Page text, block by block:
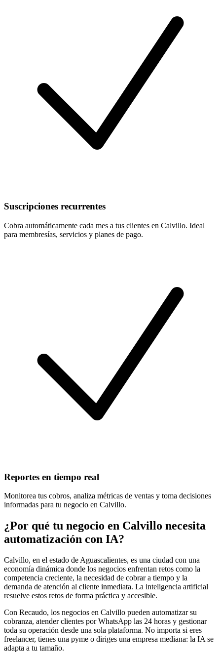
Suscripciones recurrentes
Cobra automáticamente cada mes a tus clientes en Calvillo. Ideal
para membresías, servicios y planes de pago.
Reportes en tiempo real
Monitorea tus cobros, analiza métricas de ventas y toma decisiones
informadas para tu negocio en Calvillo.
¿Por qué tu negocio en Calvillo necesita
automatización con IA?
Calvillo, en el estado de Aguascalientes, es una ciudad con una
economía dinámica donde los negocios enfrentan retos como la
competencia creciente, la necesidad de cobrar a tiempo y la
demanda de atención al cliente inmediata. La inteligencia artificial
resuelve estos retos de forma práctica y accesible.
Con Recaudo, los negocios en Calvillo pueden automatizar su
cobranza, atender clientes por WhatsApp las 24 horas y gestionar
toda su operación desde una sola plataforma. No importa si eres
freelancer, tienes una pyme o diriges una empresa mediana: la IA se
adapta a tu tamaño.